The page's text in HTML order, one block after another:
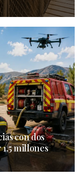
con dos
millones